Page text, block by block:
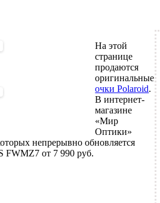
На этой
странице
продаются
оригинальные
очки Polaroid.
В интернет-
магазине
«Мир
Оптики»
непрерывно обновляется
FWMZ7 от 7 990 руб.